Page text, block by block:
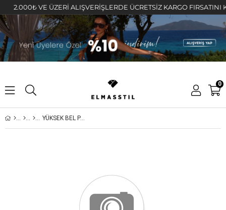
VE ÜZERİ ALIŞVERİŞLERDE ÜCRETSİZ KARGO FIRSATINI
0
YÜKSEK BEL PALAZZO JEAN